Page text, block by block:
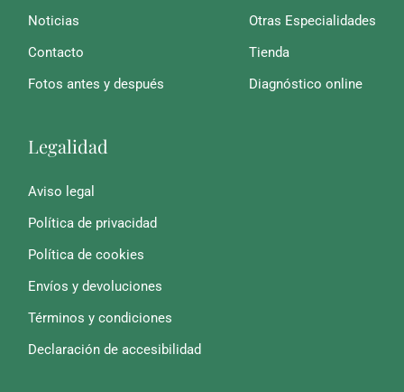
Noticias
Contacto
Fotos antes y después
Otras Especialidades
Tienda
Diagnóstico online
Legalidad
Aviso legal
Política de privacidad
Política de cookies
Envíos y devoluciones
Términos y condiciones
Declaración de accesibilidad